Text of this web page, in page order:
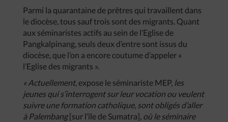
Parmi la quarantaine de prêtres qui travaillent dans
le diocèse, tous sauf trois sont des migrants. Quant
aux séminaristes actifs au sein de l’Eglise de
Pangkalpinang, seuls deux d’entre sont issus du
diocèse, que l’on a encore coutume d’appeler «
l’Eglise des migrants ».
« Actuellement, expose le séminariste MEP, les
jeunes qui s’interrogent sur leur vocation ou veulent
suivre une formation catholique, sont obligés d’aller
à Palembang[sur l’île de Sumatra], où le séminaire